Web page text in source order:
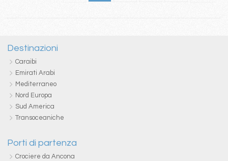
Destinazioni
Caraibi
Emirati Arabi
Mediterraneo
Nord Europa
Sud America
Transoceaniche
Porti di partenza
Crociere da Ancona